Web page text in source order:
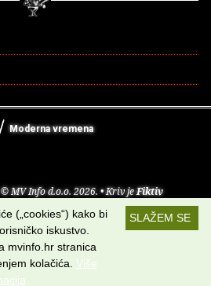
Moderna vremena
MV Info d.o.o. 2026. • Kriv jeFiktiv
Uvjeti korištenja RSS kanali
Potraži nas na:
SLAŽEM SE
(„cookies“) kako bi
iskustvo.
mvinfo.hr stranica
kolačića. Više